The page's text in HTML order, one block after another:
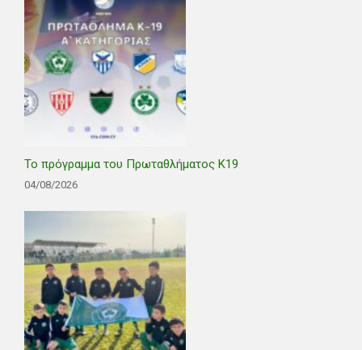
Το πρόγραμμα του Πρωταθλήματος Κ19
04/08/2026